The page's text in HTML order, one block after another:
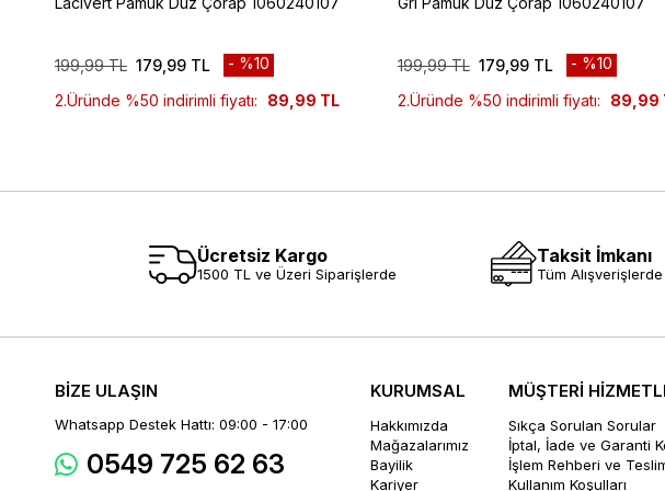
179,99 TL
199,99 TL
%10
2.Üründe %50 indirimli fiyatı:
89,99 TL
179,99 TL
199,99 TL
%10
2.Üründe %50 indirimli fiyatı:
89,99
Ücretsiz Kargo
1500 TL ve Üzeri Siparişlerde
Taksit İmkanı
Tüm
BİZE ULAŞIN
Whatsapp Destek Hattı: 09:00 - 17:00
0549 725 62 63
KURUMSAL
Hakkımızda
Mağazalarımız
Bayilik
Kariyer
MÜŞTERİ
Sıkça Sorulan Sorular
İptal, İade ve Garanti
İşlem Rehberi ve
Kullanım Koşulları